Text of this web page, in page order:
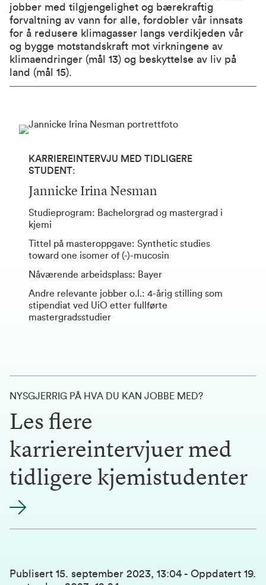
jobber med tilgjengelighet og bærekraftig
forvaltning av vann for alle, fordobler vår innsats
for å redusere klimagasser langs verdikjeden vår
og bygge motstandskraft mot virkningene av
klimaendringer (mål 13) og beskyttelse av liv på
land (mål 15).
KARRIEREINTERVJU MED TIDLIGERE
STUDENT:
Jannicke Irina Nesman
Studieprogram: Bachelorgrad og mastergrad i
kjemi
Tittel på masteroppgave: Synthetic studies
toward one isomer of (-)-mucosin
Nåværende arbeidsplass: Bayer
Andre relevante jobber o.l.: 4-årig stilling som
stipendiat ved UiO etter fullførte
mastergradsstudier
NYSGJERRIG PÅ HVA DU KAN JOBBE MED?
Les flere
karriereintervjuer med
tidligere kjemistudenter
Publisert 15. september 2023, 13:04 - Oppdatert 19.